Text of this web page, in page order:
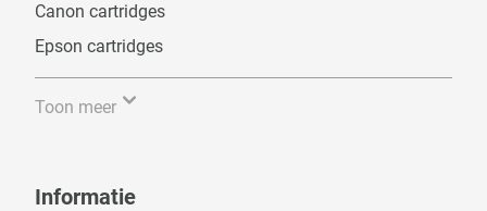
Canon cartridges
Epson cartridges
Toon meer
Informatie